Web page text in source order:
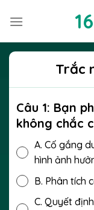
qua
dung
Trắc
Câu 1: Bạn
không chắc
A. Cố gắng
hình ảnh
B. Phân tích
C. Quyết